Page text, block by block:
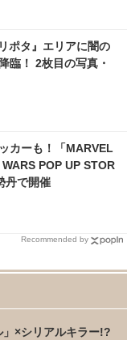
ポタ』エリアに闇の
臨！ 2枚目の写真・
カーも！「MARVEL
POP UP STOR
丹で開催
Recommended by
×シリアルキラー!?